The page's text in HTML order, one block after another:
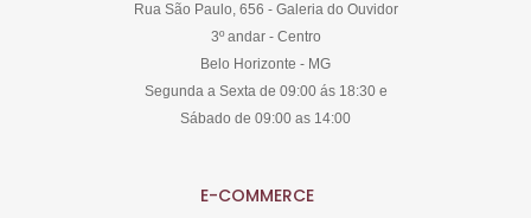
Rua São Paulo, 656 - Galeria do Ouvidor
3º andar - Centro
Belo Horizonte - MG
Segunda a Sexta de 09:00 ás 18:30 e
Sábado de 09:00 as 14:00
E-COMMERCE